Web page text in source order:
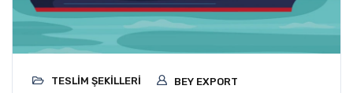
TESLIM ŞEKILLERI
BEY EXPORT